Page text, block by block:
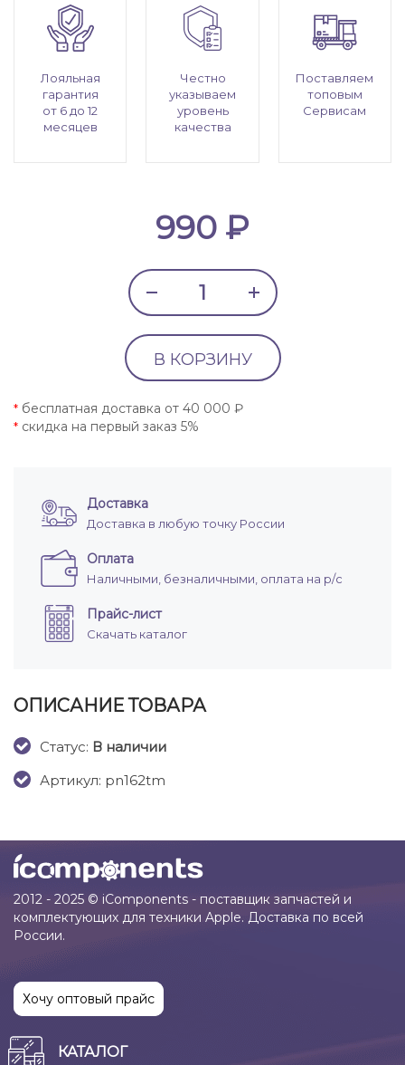
Лояльная
гарантия
от 6 до 12
месяцев
Честно
указываем
уровень
качества
Поставляем
топовым
Сервисам
990 ₽
В КОРЗИНУ
* бесплатная доставка от 40 000 ₽
* скидка на первый заказ 5%
Доставка
Доставка в любую точку России
Оплата
Наличными, безналичными, оплата на р/с
Прайс-лист
Скачать каталог
ОПИСАНИЕ ТОВАРА
Cтатус: В наличии
Артикул: pn162tm
2012 - 2025 © iComponents - поставщик запчастей и
комплектующих для техники Apple. Доставка по всей
России.
Хочу оптовый прайс
КАТАЛОГ